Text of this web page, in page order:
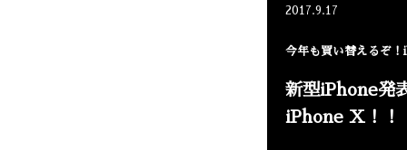
2017.9.17
今年も買い替えるぞ
新型iPhone発
iPhone X！！